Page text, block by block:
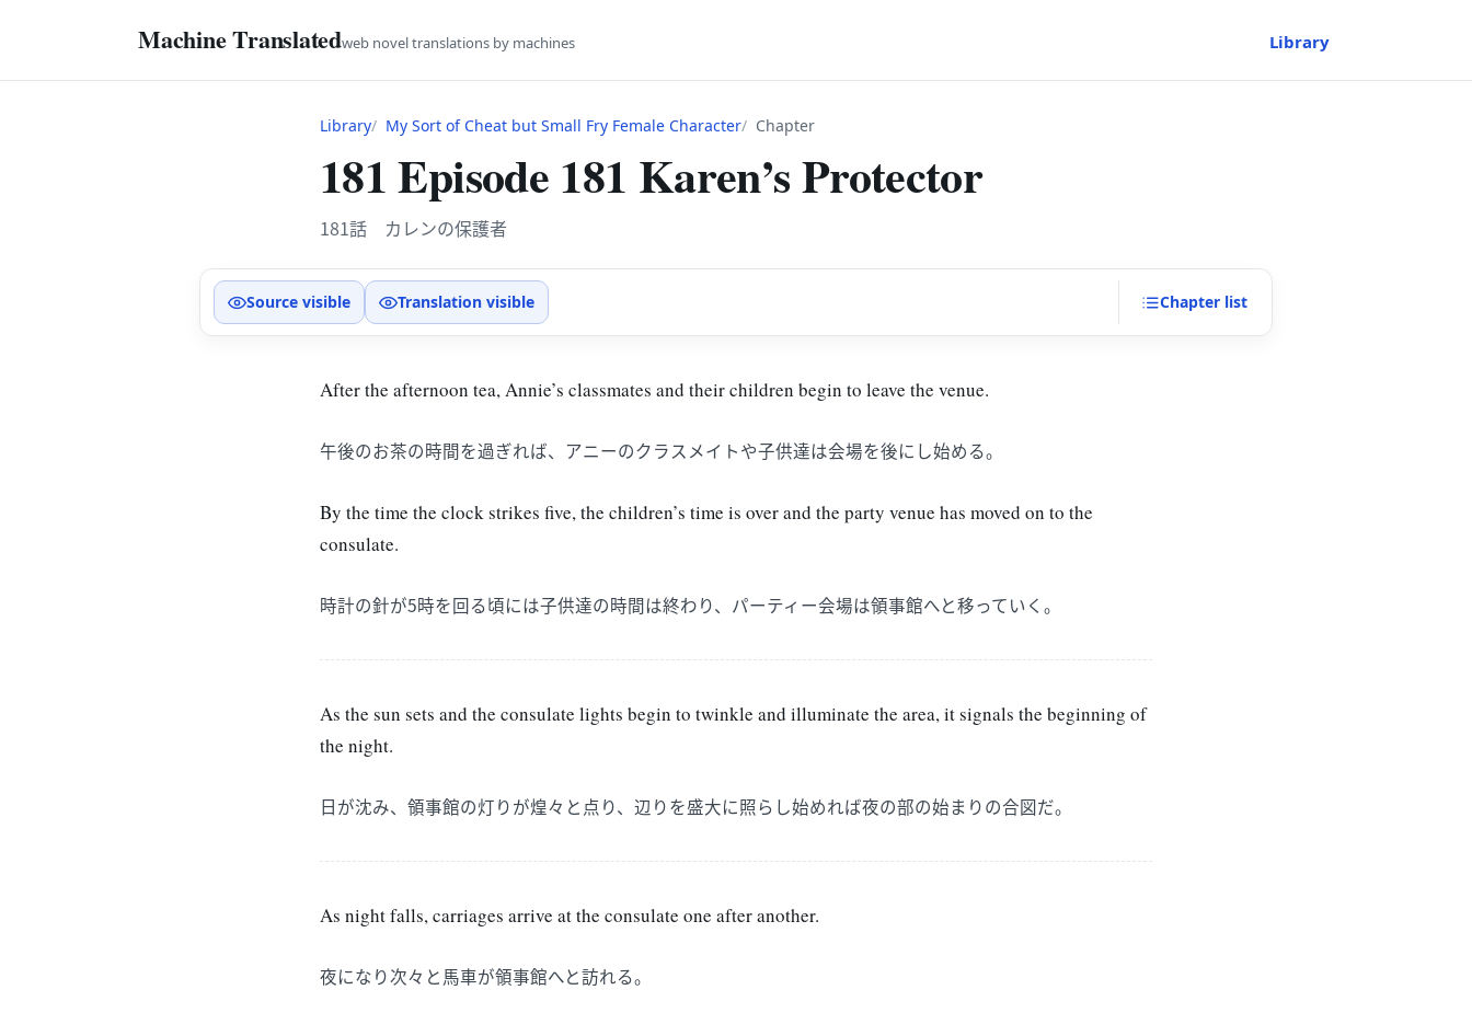
Machine Translatedweb novel translations by machines Library
Library My Sort of Cheat but Small Fry Female Character Chapter
181 Episode 181 Karen’s Protector
181話 カレンの保護者
Source visible Translation visible Chapter list
After the afternoon tea, Annie’s classmates and their children begin to leave the venue.
午後のお茶の時間を過ぎれば、アニーのクラスメイトや子供達は会場を後にし始める。
By the time the clock strikes five, the children’s time is over and the party venue has moved on to the
consulate.
時計の針が5時を回る頃には子供達の時間は終わり、パーティー会場は領事館へと移っていく。
As the sun sets and the consulate lights begin to twinkle and illuminate the area, it signals the beginning of
the night.
日が沈み、領事館の灯りが煌々と点り、辺りを盛大に照らし始めれば夜の部の始まりの合図だ。
As night falls, carriages arrive at the consulate one after another.
夜になり次々と馬車が領事館へと訪れる。